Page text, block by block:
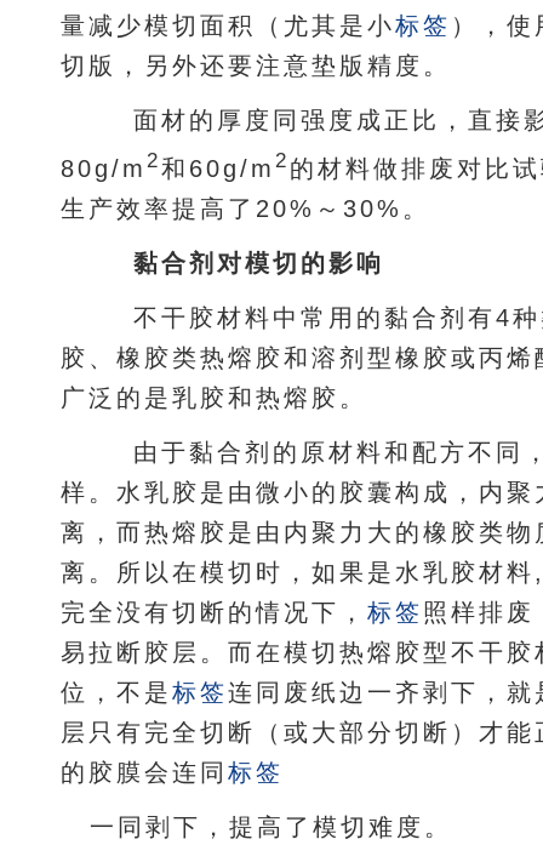
量减少模切面积（尤其是小标签 ），
切版，另外还要注意垫版精度。
面材的厚度同强度成正比，直接
80g/m 2和60g/m 2 的材料做排废对比
生产效率提高了20%～30%。
黏合剂对模切的影响
不干胶材料中常用的黏合剂有4种
胶、橡胶类热熔胶和溶剂型橡胶或丙
广泛的是乳胶和热熔胶。
由于黏合剂的原材料和配方不同
样。水乳胶是由微小的胶囊构成，内
离，而热熔胶是由内聚力大的橡胶类
离。所以在模切时，如果是水乳胶材
完全没有切断的情况下， 标签 照样排废
易拉断胶层。而在模切热熔胶型不干
位，不是标签连同废纸边一齐剥下，
层只有完全切断（或大部分切断）才
的胶膜会连同 标签
一同剥下，提高了模切难度。